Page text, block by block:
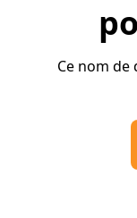
Ce nom de